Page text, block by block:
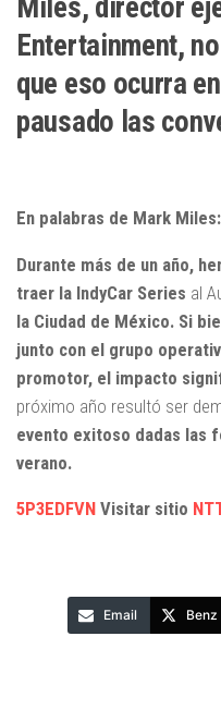
Miles, director
Entertainment,
que eso ocurra
pausado las
En palabras de Mark Miles:
Durante más de un año,
traer la IndyCar Series al
la Ciudad de México. Si
junto con el grupo
promotor, el impacto
próximo año resultó ser
evento exitoso dadas las
verano.
5P3EDFVN Visitar sitio
Email Benz